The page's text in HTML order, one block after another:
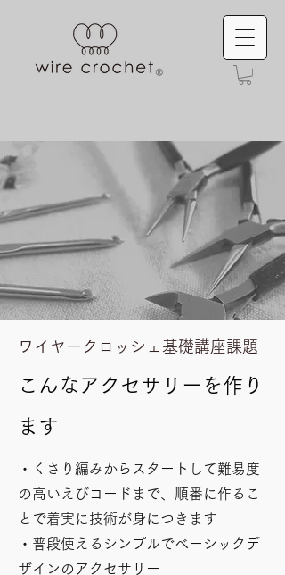
ワイヤークロッシェ基礎講座課題
こんなアクセサリーを作り
ます
・くさり編みからスタートして難易度
の高いえびコードまで、順番に作るこ
とで着実に技術が身につきます
・普段使えるシンプルでベーシックデ
ザインのアクセサリー